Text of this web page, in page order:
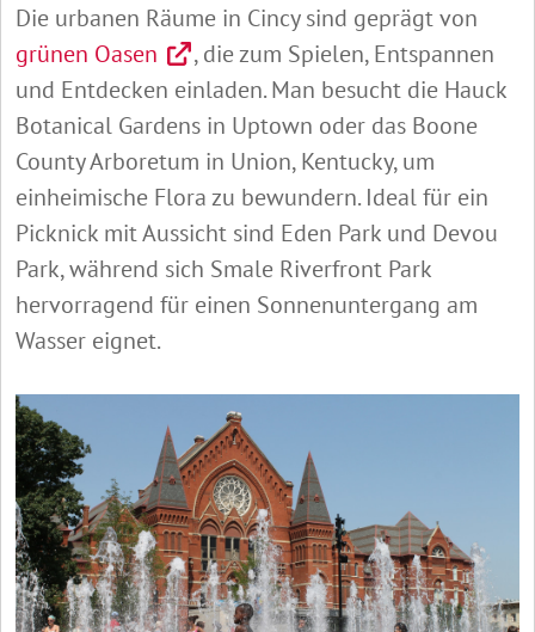
Die urbanen Räume in Cincy sind geprägt von
grünen Oasen
, die zum Spielen, Entspannen
und Entdecken einladen. Man besucht die Hauck
Botanical Gardens in Uptown oder das Boone
County Arboretum in Union, Kentucky, um
einheimische Flora zu bewundern. Ideal für ein
Picknick mit Aussicht sind Eden Park und Devou
Park, während sich Smale Riverfront Park
hervorragend für einen Sonnenuntergang am
Wasser eignet.